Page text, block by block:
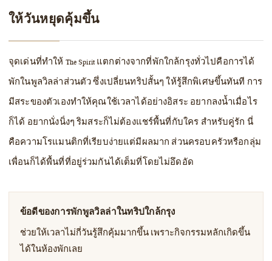
ให้วันหยุดคุ้มขึ้น
จุดเด่นที่ทำให้ The Spirit แตกต่างจากที่พักใกล้กรุงทั่วไปคือการได้
พักในพูลวิลล่าส่วนตัว ซึ่งเปลี่ยนทริปสั้นๆ ให้รู้สึกพิเศษขึ้นทันที การ
มีสระของตัวเองทำให้คุณใช้เวลาได้อย่างอิสระ อยากลงน้ำเมื่อไร
ก็ได้ อยากนั่งนิ่งๆ ริมสระก็ไม่ต้องแชร์พื้นที่กับใคร สำหรับคู่รัก นี่
คือความโรแมนติกที่เรียบง่ายแต่มีผลมาก ส่วนครอบครัวหรือกลุ่ม
เพื่อนก็ได้พื้นที่ที่อยู่ร่วมกันได้เต็มที่โดยไม่อึดอัด
ข้อดีของการพักพูลวิลล่าในทริปใกล้กรุง
ช่วยให้เวลาไม่กี่วันรู้สึกคุ้มมากขึ้น เพราะกิจกรรมหลักเกิดขึ้น
ได้ในห้องพักเลย